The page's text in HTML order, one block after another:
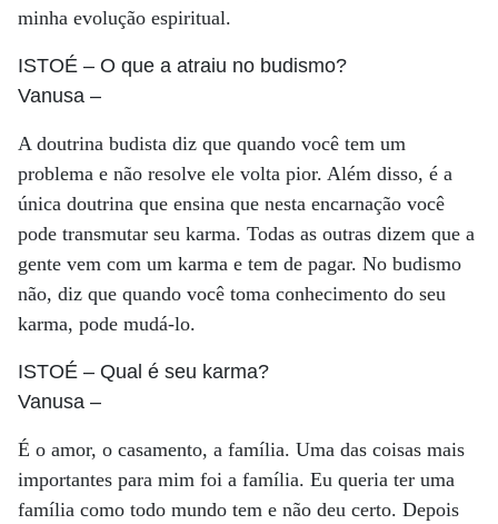
minha evolução espiritual.
ISTOÉ – O que a atraiu no budismo?
Vanusa –
A doutrina budista diz que quando você tem um
problema e não resolve ele volta pior. Além disso, é a
única doutrina que ensina que nesta encarnação você
pode transmutar seu karma. Todas as outras dizem que a
gente vem com um karma e tem de pagar. No budismo
não, diz que quando você toma conhecimento do seu
karma, pode mudá-lo.
ISTOÉ – Qual é seu karma?
Vanusa –
É o amor, o casamento, a família. Uma das coisas mais
importantes para mim foi a família. Eu queria ter uma
família como todo mundo tem e não deu certo. Depois